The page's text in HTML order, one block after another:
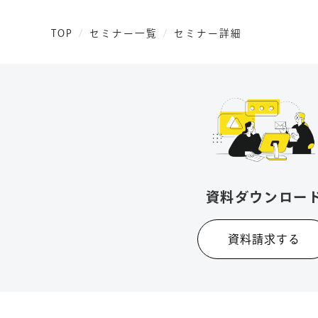
TOP セミナー一覧 セミナー詳細
資料ダウンロー
資料請求する